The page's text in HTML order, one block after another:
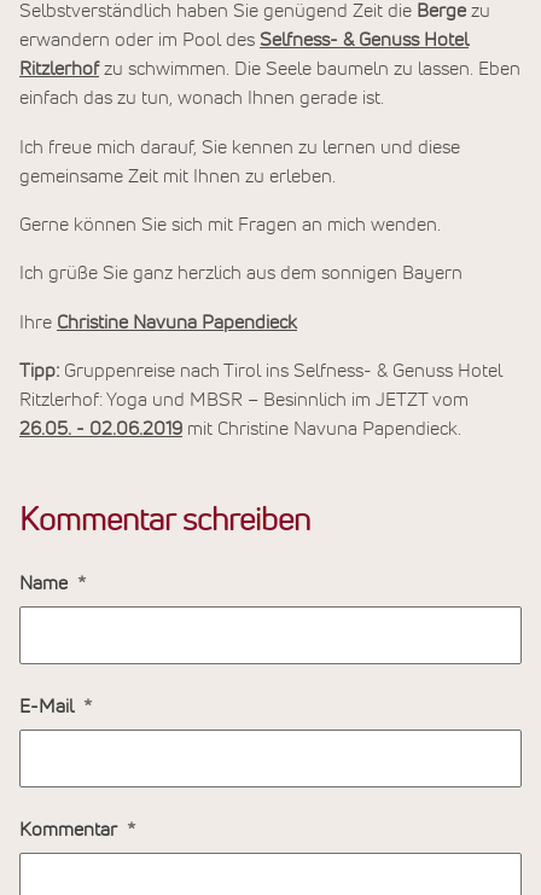
Selbstverständlich haben Sie genügend Zeit die Berge zu
erwandern oder im Pool des Selfness- & Genuss Hotel
Ritzlerhofzu schwimmen. Die Seele baumeln zu lassen. Eben
einfach das zu tun, wonach Ihnen gerade ist.
Ich freue mich darauf, Sie kennen zu lernen und diese
gemeinsame Zeit mit Ihnen zu erleben.
Gerne können Sie sich mit Fragen an mich wenden.
Ich grüße Sie ganz herzlich aus dem sonnigen Bayern
Ihre Christine Navuna Papendieck
Tipp: Gruppenreise nach Tirol ins Selfness- & Genuss Hotel
Ritzlerhof: Yoga und MBSR – Besinnlich im JETZT vom
26.05. - 02.06.2019 mit Christine Navuna Papendieck.
Kommentar schreiben
Name
E-Mail
Kommentar